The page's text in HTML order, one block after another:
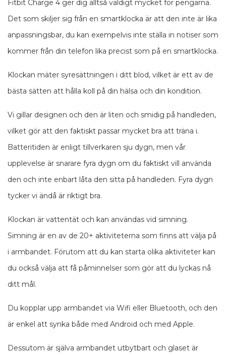
Fitbit Charge 4 ger dig alltså väldigt mycket för pengarna.
Det som skiljer sig från en smartklocka är att den inte är lika
anpassningsbar, du kan exempelvis inte ställa in notiser som
kommer från din telefon lika precist som på en smartklocka.
Klockan mäter syresättningen i ditt blod, vilket är ett av de
bästa sätten att hålla koll på din hälsa och din kondition.
Vi gillar designen och den är liten och smidig på handleden,
vilket gör att den faktiskt passar mycket bra att träna i.
Batteritiden är enligt tillverkaren sju dygn, men vår
upplevelse är snarare fyra dygn om du faktiskt vill använda
den och inte enbart låta den sitta på handleden. Fyra dygn
tycker vi ändå är riktigt bra.
Klockan är vattentät och kan användas vid simning.
Simning är en av de 20+ aktiviteterna som finns att välja på
i armbandet. Förutom att du kan starta olika aktiviteter kan
du också välja att få påminnelser som gör att du lyckas nå
ditt mål.
Du kopplar upp armbandet via Wifi eller Bluetooth, och den
är enkel att synka både med Android och med Apple.
Dessutom är själva armbandet utbytbart och glaset är